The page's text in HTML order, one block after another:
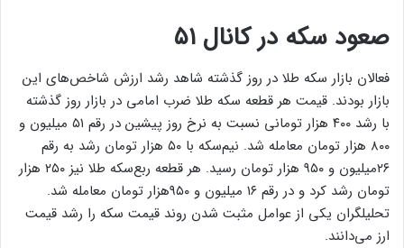
صعود سکه در کانال ۵۱
فعالان بازار سکه طلا در روز گذشته شاهد رشد ارزش شاخص‌های این
بازار بودند. قیمت هر قطعه سکه طلا ضرب امامی در بازار روز گذشته
با رشد ۴۰۰ هزار تومانی نسبت به نرخ روز پیشین در رقم ۵۱ میلیون و
۸۰۰ هزار تومان معامله شد. نیم‌سکه با ۵۰ هزار تومان رشد به رقم
۲۶میلیون و ۹۵۰ هزار تومان رسید. هر قطعه ربع‌سکه طلا نیز ۲۵۰ هزار
تومان رشد کرد و در رقم ۱۶ میلیون و ۹۵۰هزار تومان معامله شد.
تحلیلگران یکی از عوامل مثبت شدن روند قیمت سکه را رشد قیمت
ارز می‌دانند.